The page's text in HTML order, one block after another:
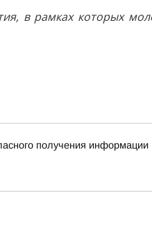
в рамках которых
получения информации